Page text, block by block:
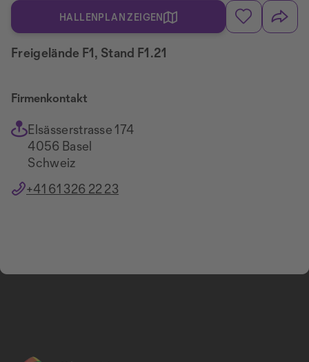
HALLENPLAN ZEIGEN
Freigelände F1, Stand F1.21
Firmenkontakt
Elsässerstrasse 174
4056 Basel
Schweiz
+41 61 326 22 23